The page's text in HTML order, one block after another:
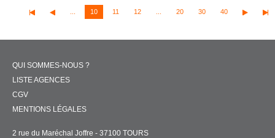
10 11 12 20 30 40
QUI SOMMES-NOUS ?
LISTE AGENCES
CGV
MENTIONS LÉGALES
2 rue du Maréchal Joffre - 37100 TOURS